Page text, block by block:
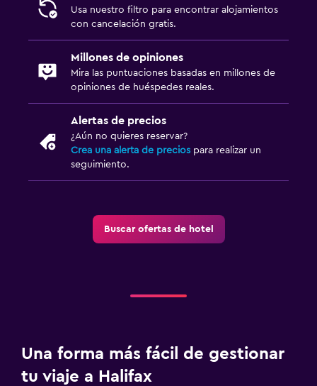
Usa nuestro filtro para encontrar alojamientos
con cancelación gratis.
Millones de opiniones
Mira las puntuaciones basadas en millones de
opiniones de huéspedes reales.
Alertas de precios
¿Aún no quieres reservar?
Crea una alerta de precios para realizar un
seguimiento.
Buscar ofertas de hotel
Una forma más fácil de gestionar
tu viaje a Halifax